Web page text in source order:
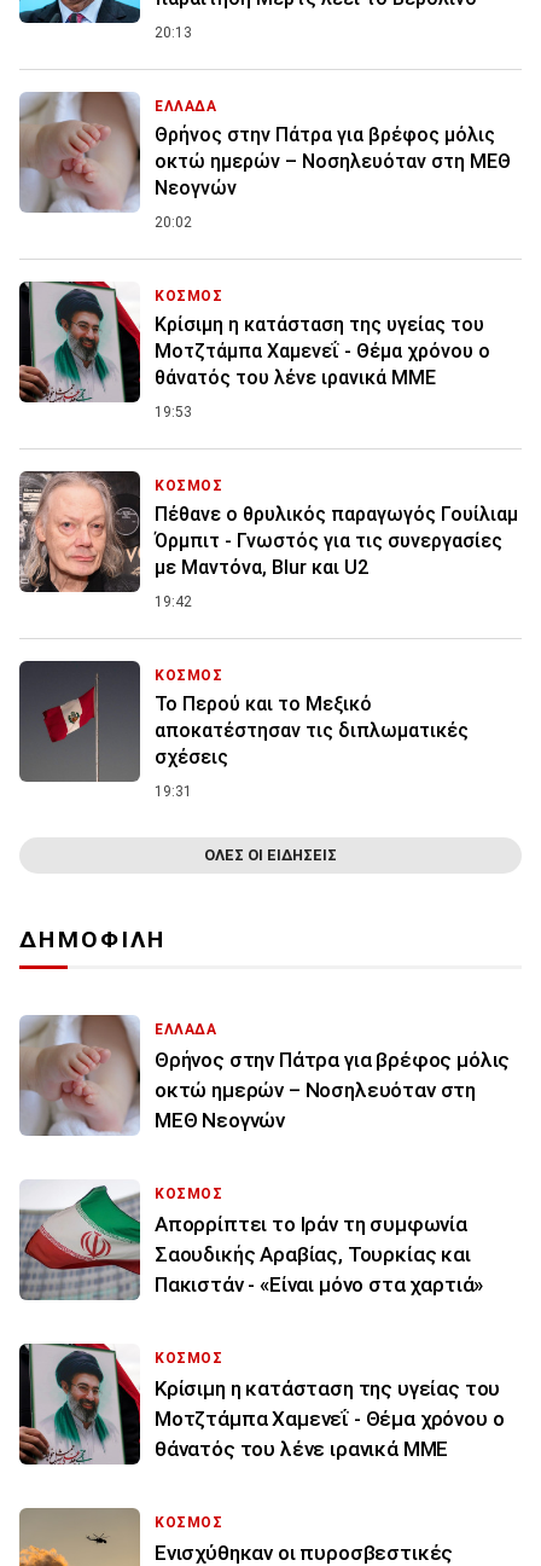
20:13
ΕΛΛΑΔΑ
Θρήνος στην Πάτρα για βρέφος μόλις
οκτώ ημερών – Νοσηλευόταν στη ΜΕΘ
Νεογνών
20:02
ΚΟΣΜΟΣ
Κρίσιμη η κατάσταση της υγείας του
Μοτζτάμπα Χαμενεΐ - Θέμα χρόνου ο
θάνατός του λένε ιρανικά ΜΜΕ
19:53
ΚΟΣΜΟΣ
Πέθανε ο θρυλικός παραγωγός Γουίλιαμ
Όρμπιτ - Γνωστός για τις συνεργασίες
με Μαντόνα, Blur και U2
19:42
ΚΟΣΜΟΣ
Το Περού και το Μεξικό
αποκατέστησαν τις διπλωματικές
σχέσεις
19:31
ΟΛΕΣ ΟΙ ΕΙΔΗΣΕΙΣ
ΔΗΜΟΦΙΛΗ
ΕΛΛΑΔΑ
Θρήνος στην Πάτρα για βρέφος μόλις
οκτώ ημερών – Νοσηλευόταν στη
ΜΕΘ Νεογνών
ΚΟΣΜΟΣ
Απορρίπτει το Ιράν τη συμφωνία
Σαουδικής Αραβίας, Τουρκίας και
Πακιστάν - «Είναι μόνο στα χαρτιά»
ΚΟΣΜΟΣ
Κρίσιμη η κατάσταση της υγείας του
Μοτζτάμπα Χαμενεΐ - Θέμα χρόνου ο
θάνατός του λένε ιρανικά ΜΜΕ
ΚΟΣΜΟΣ
Ενισχύθηκαν οι πυροσβεστικές